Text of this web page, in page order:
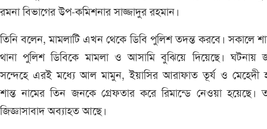
রমনা বিভাগের উপ-কমিশনার সাজ্জাদুর রহমান।
তিনি বলেন, মামলাটি এখন থেকে ডিবি পুলিশ তদন্ত করবে। সকালে
থানা পুলিশ ডিবিকে মামলা ও আসামি বুঝিয়ে দিয়েছে। ঘটনায়
সন্দেহে এরই মধ্যে আল মামুন, ইয়াসির আরাফাত তূর্য ও মেহেদী
শান্ত নামের তিন জনকে গ্রেফতার করে রিমান্ডে নেওয়া হয়েছে।
জিজ্ঞাসাবাদ অব্যাহত আছে।